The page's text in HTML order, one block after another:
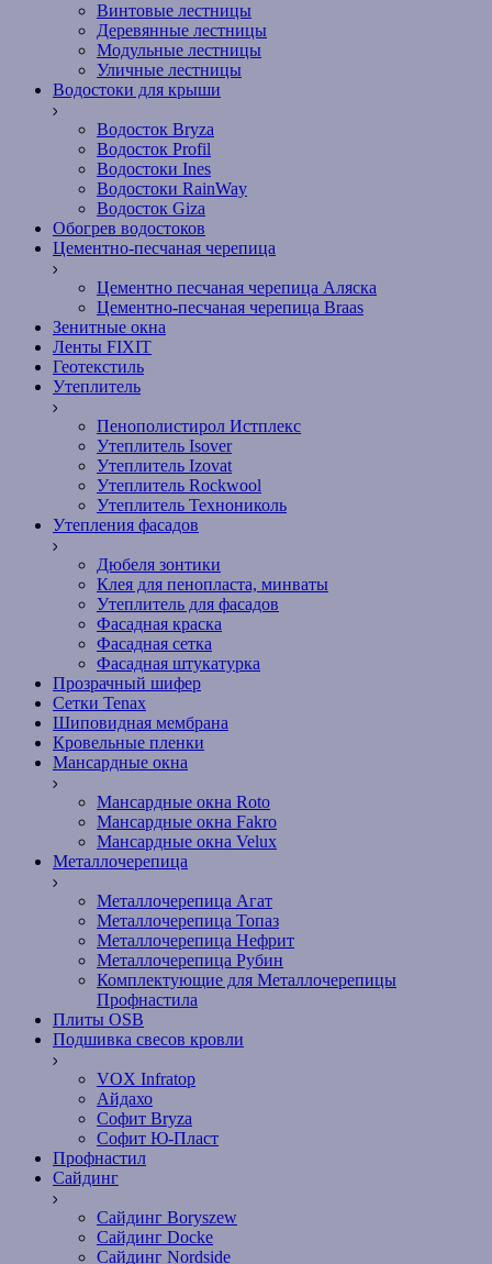
Винтовые лестницы
Деревянные лестницы
Модульные лестницы
Уличные лестницы
Водостоки для крыши
Водосток Bryza
Водосток Profil
Водостоки Ines
Водостоки RainWay
Водосток Giza
Обогрев водостоков
Цементно-песчаная черепица
Цементно песчаная черепица Аляска
Цементно-песчаная черепица Braas
Зенитные окна
Ленты FIXIT
Геотекстиль
Утеплитель
Пенополистирол Истплекс
Утеплитель Isover
Утеплитель Izovat
Утеплитель Rockwool
Утеплитель Технониколь
Утепления фасадов
Дюбеля зонтики
Клея для пенопласта, минваты
Утеплитель для фасадов
Фасадная краска
Фасадная сетка
Фасадная штукатурка
Прозрачный шифер
Сетки Tenax
Шиповидная мембрана
Кровельные пленки
Мансардные окна
Мансардные окна Roto
Мансардные окна Fakro
Мансардные окна Velux
Металлочерепица
Металлочерепица Агат
Металлочерепица Топаз
Металлочерепица Нефрит
Металлочерепица Рубин
Комплектующие для Металлочерепицы
Профнастила
Плиты OSB
Подшивка свесов кровли
VOX Infratop
Айдахо
Софит Bryza
Софит Ю-Пласт
Профнастил
Сайдинг
Сайдинг Boryszew
Сайдинг Docke
Сайдинг Nordside